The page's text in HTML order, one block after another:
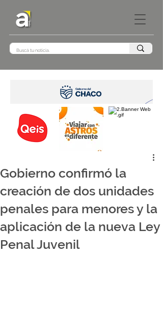
Gobierno confirmó la
creación de dos unidades
penales para menores y la
aplicación de la nueva Ley
Penal Juvenil